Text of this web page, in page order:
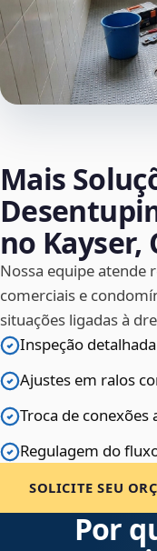
Mais
no Kayser,
Nossa equipe atende
comerciais e
situações ligadas à
Inspeção
Ajustes em ralos
Troca de
Regulagem do
SOLICITE SEU
Por